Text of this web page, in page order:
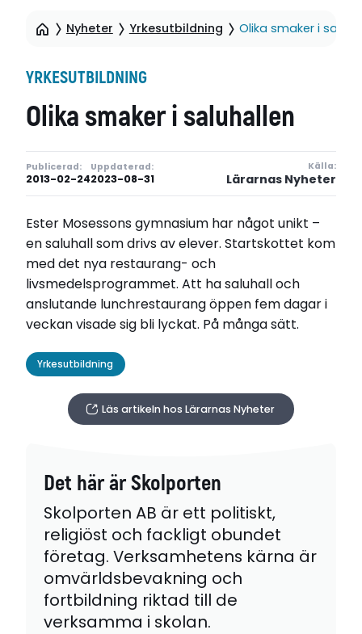
Nyheter Yrkesutbildning Olika smaker i
YRKESUTBILDNING
Olika smaker i saluhallen
Publicerad:
2013-02-24
Uppdaterad:
2023-08-31
Källa:
Lärarnas Nyheter
Ester Mosessons gymnasium har något unikt –
en saluhall som drivs av elever. Startskottet kom
med det nya restaurang- och
livsmedelsprogrammet. Att ha saluhall och
anslutande lunch­restaurang öppen fem dagar i
veckan visade sig bli lyckat. På många sätt.
Yrkesutbildning
Läs artikeln hos Lärarnas Nyheter
Det här är Skolporten
Skolporten AB är ett politiskt,
religiöst och fackligt obundet
företag. Verksamhetens kärna är
omvärldsbevakning och
fortbildning riktad till de
verksamma i skolan.